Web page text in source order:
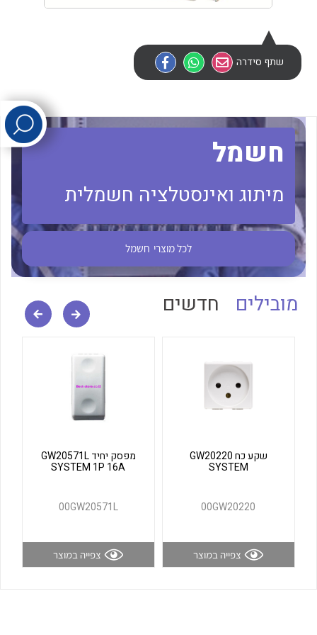
לכל מוצרי היצרן
לכל מוצרי היצרן
שתף סידרה
חשמל
מיתוג ואינסטלציה חשמלית
לכל מוצרי חשמל
מובילים חדשים
שקע כח GW20220
SYSTEM
00GW20220
צפייה במוצר
מפסק יחיד GW20571L
SYSTEM 1P 16A
00GW20571L
צפייה במוצר